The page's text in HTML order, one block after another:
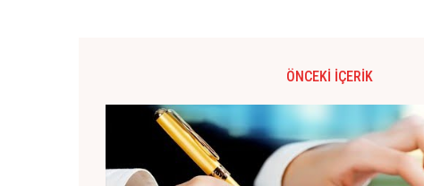
ÖNCEKI İÇERIK